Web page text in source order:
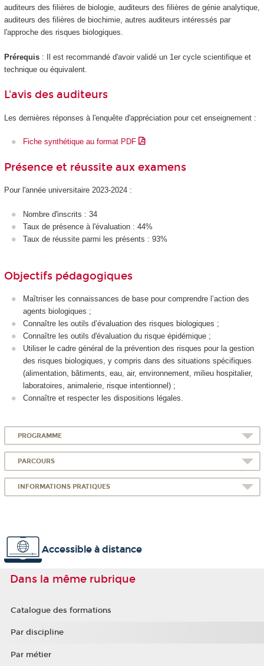
auditeurs des filières de biologie, auditeurs des filières de génie analytique,
auditeurs des filières de biochimie, autres auditeurs intéressés par
l'approche des risques biologiques.
Prérequis: Il est recommandé d'avoir validé un 1er cycle scientifique et
technique ou équivalent.
L'avis des auditeurs
Les dernières réponses à l'enquête d'appréciation pour cet enseignement :
Fiche synthétique au format PDF
Présence et réussite aux examens
Pour l'année universitaire 2023-2024 :
Nombre d'inscrits : 34
Taux de présence à l'évaluation : 44%
Taux de réussite parmi les présents : 93%
Objectifs pédagogiques
Maîtriser les connaissances de base pour comprendre l’action des
agents biologiques ;
Connaître les outils d’évaluation des risques biologiques ;
Connaître les outils d'évaluation du risque épidémique ;
Utiliser le cadre général de la prévention des risques pour la gestion
des risques biologiques, y compris dans des situations spécifiques
(alimentation, bâtiments, eau, air, environnement, milieu hospitalier,
laboratoires, animalerie, risque intentionnel) ;
Connaître et respecter les dispositions légales.
PROGRAMME
PARCOURS
INFORMATIONS PRATIQUES
Accessible à distance
Dans la même rubrique
Catalogue des formations
Par discipline
Par métier